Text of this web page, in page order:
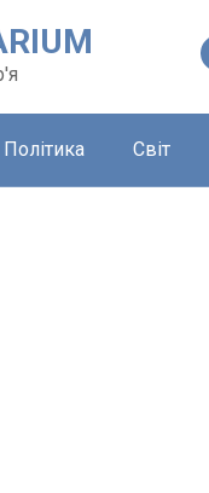
Політика Світ